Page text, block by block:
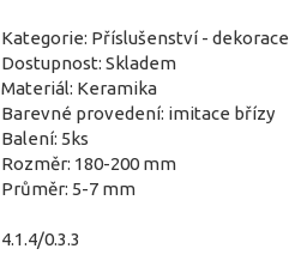
Kategorie: Příslušenství - dekorace
Dostupnost: Skladem
Materiál: Keramika
Barevné provedení: imitace břízy
Balení: 5ks
Rozměr: 180-200 mm
Průměr: 5-7 mm
4.1.4/0.3.3